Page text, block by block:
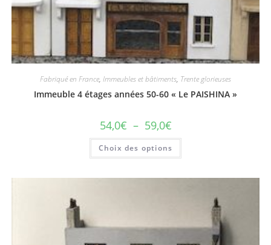
Fabriqué en France, Immeubles et bâtiments, Trente glorieuses
Immeuble 4 étages années 50-60 « Le PAISHINA »
54,0€ – 59,0€
Choix des options